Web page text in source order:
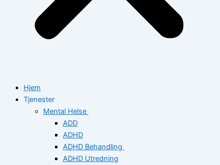
Hjem
Tjenester
Mental Helse
ADD
ADHD
ADHD Behandling
ADHD Utredning